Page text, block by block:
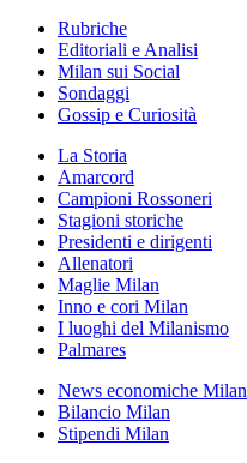
Rubriche
Editoriali e Analisi
Milan sui Social
Sondaggi
Gossip e Curiosità
La Storia
Amarcord
Campioni Rossoneri
Stagioni storiche
Presidenti e dirigenti
Allenatori
Maglie Milan
Inno e cori Milan
I luoghi del Milanismo
Palmares
News economiche Milan
Bilancio Milan
Stipendi Milan